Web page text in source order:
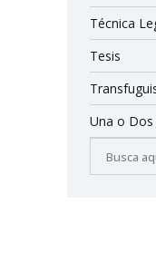
Técnica
Tesis
Una o Dos